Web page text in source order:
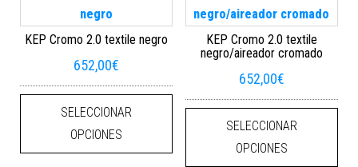
KEP Cromo 2.0 textile negro
652,00€
SELECCIONAR
OPCIONES
Este producto tiene múltiples
KEP Cromo 2.0 textile
negro/aireador cromado
652,00€
SELECCIONAR
OPCIONES